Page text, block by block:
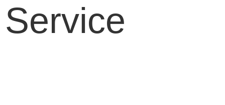
Service